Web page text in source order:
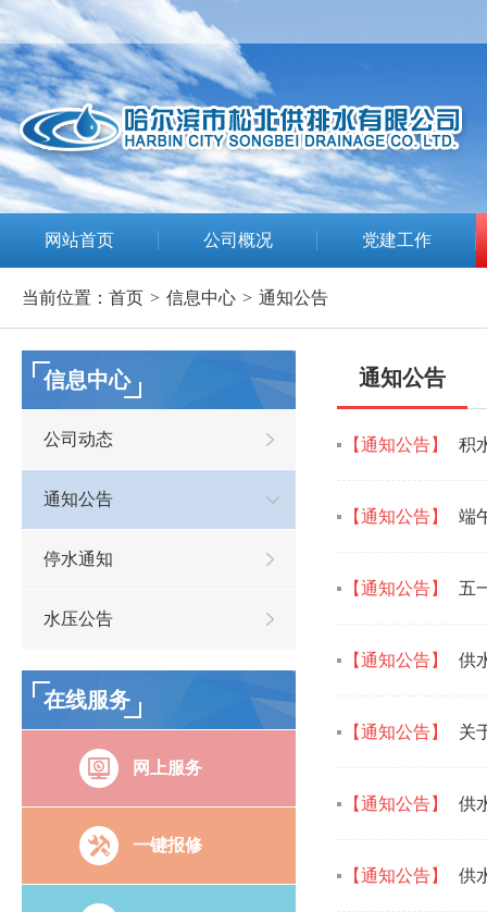
网站首页 公司概况 党建工作
当前位置： 首页 > 信息中心 > 通知公告
通知公告
【通知公告】 积
【通知公告】 端
【通知公告】 五
【通知公告】 供
【通知公告】 关
【通知公告】 供
【通知公告】 供
信息中心
公司动态
通知公告
停水通知
水压公告
在线服务
网上服务
一键报修